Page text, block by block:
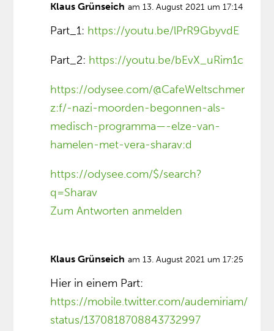
Klaus Grünseich am 13. August 2021 um 17:14
Part_1: https://youtu.be/lPrR9GbyvdE
Part_2: https://youtu.be/bEvX_uRim1c
https://odysee.com/@CafeWeltschmer
z:f/-nazi-moorden-begonnen-als-
medisch-programma—-elze-van-
hamelen-met-vera-sharav:d
https://odysee.com/$/search?
q=Sharav
Zum Antworten anmelden
Klaus Grünseich am 13. August 2021 um 17:25
Hier in einem Part:
https://mobile.twitter.com/audemiriam/
status/1370818708843732997